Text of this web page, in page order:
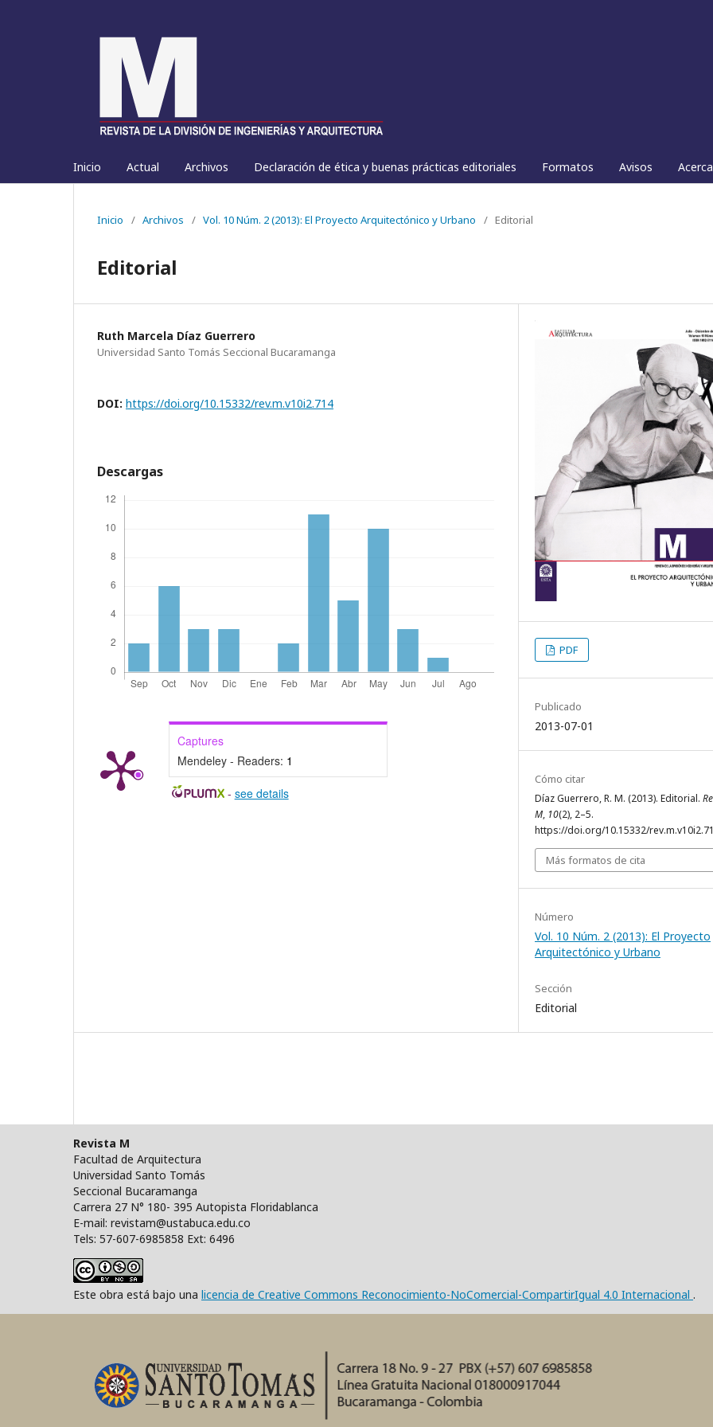
Inicio Actual Archivos Declaración de ética y buenas prácticas editoriales Formatos Avisos
Inicio / Archivos / Vol. 10 Núm. 2 (2013): El Proyecto Arquitectónico y Urbano / Editorial
Editorial
Ruth Marcela Díaz Guerrero
Universidad Santo Tomás Seccional Bucaramanga
DOI: https://doi.org/10.15332/rev.m.v10i2.714
Descargas
Captures
Mendeley - Readers: 1
- see details
PDF
Publicado
2013-07-01
Cómo citar
Díaz Guerrero, R. M. (2013). Editorial.
M, 10(2), 2–5.
https://doi.org/10.15332/
Más formatos de cita
Número
Vol. 10 Núm. 2 (2013): El Proyecto
Arquitectónico y Urbano
Sección
Editorial
Revista M
Facultad de Arquitectura
Universidad Santo Tomás
Seccional Bucaramanga
Carrera 27 N° 180- 395 Autopista Floridablanca
E-mail: revistam@ustabuca.edu.co
Tels: 57-607-6985858 Ext: 6496
Este obra está bajo una licencia de Creative Commons Reconocimiento-NoComercial-CompartirIgual 4.0 Internacional .